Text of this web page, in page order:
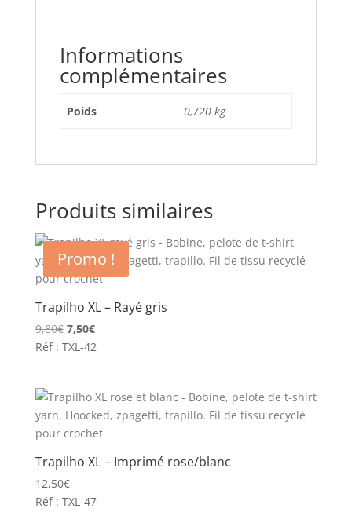
Informations
complémentaires
Poids 0,720 kg
Produits similaires
Promo !
Trapilho XL – Rayé gris
9,80€ Le
prix
9,80€.
7,50€Le
prix
7,50€.
Réf : TXL-42
Trapilho XL – Imprimé rose/blanc
12,50€
Réf : TXL-47